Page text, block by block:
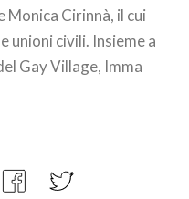
Monica Cirinnà, il cui
unioni civili. Insieme a
Gay Village, Imma